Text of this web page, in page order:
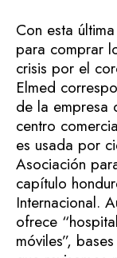
Con esta
para comprar
crisis por el
Elmed
de la empresa
centro
es usada por
Asociación
capítulo
Internacional.
ofrece
móviles”,